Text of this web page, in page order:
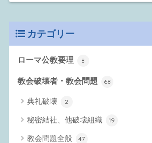
カテゴリー
ローマ公教要理 8
教会破壊者・教会問題 68
典礼破壊 2
秘密結社、他破壊組織 19
教会問題全般 47